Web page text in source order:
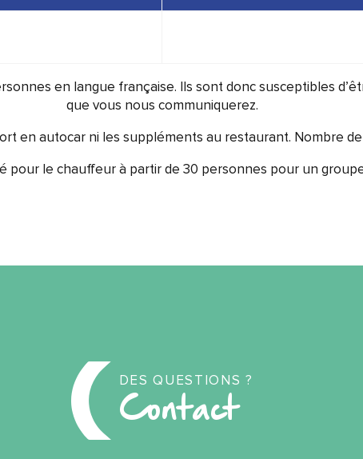
en langue française. Ils sont donc susceptibles
que vous nous communiquerez.
en autocar ni les suppléments au restaurant. Nombre
pour le chauffeur à partir de 30 personnes pour un
DES QUESTIONS ?
Contact